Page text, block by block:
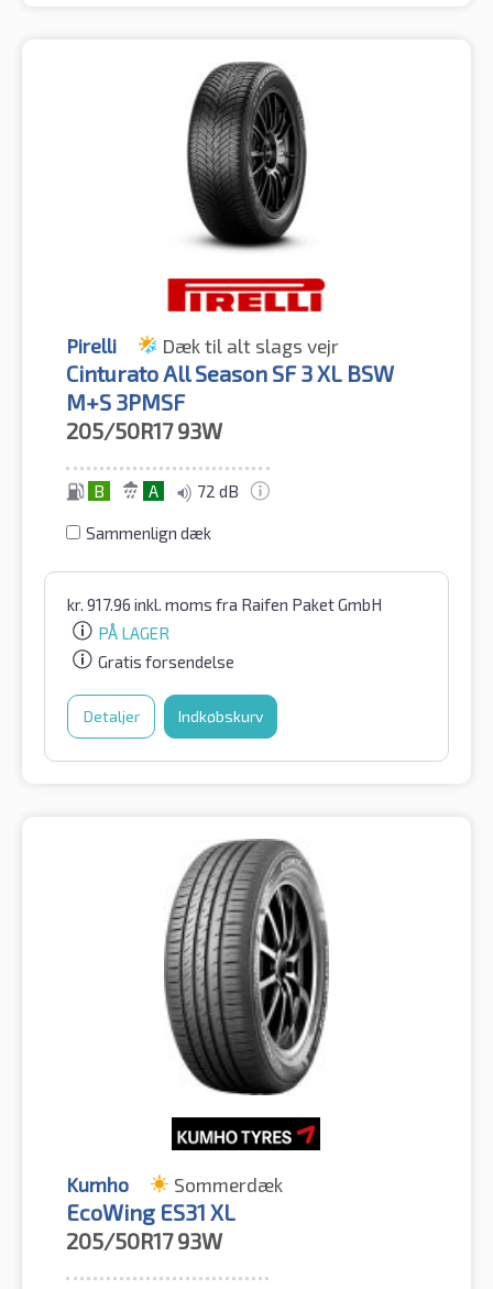
Pirelli Dæk til alt slags vejr
Cinturato All Season SF 3 XL BSW
M+S 3PMSF
205/50R17 93W
B A 72 dB
Sammenlign dæk
kr. 917.96 inkl. moms fra Raifen Paket GmbH
PÅ LAGER
Gratis forsendelse
Detaljer Indkøbskurv
Kumho Sommerdæk
EcoWing ES31 XL
205/50R17 93W